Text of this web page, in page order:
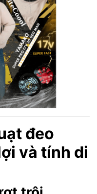
đeo
và tính di